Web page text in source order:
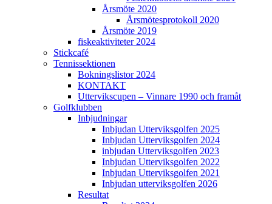
Årsmöte 2020
Årsmötesprotokoll 2020
Årsmöte 2019
fiskeaktiviteter 2024
Stickcafé
Tennissektionen
Bokningslistor 2024
KONTAKT
Uttervikscupen – Vinnare 1990 och framåt
Golfklubben
Inbjudningar
Inbjudan Utterviksgolfen 2025
Inbjudan Utterviksgolfen 2024
inbjudan Utterviksgolfen 2023
Inbjudan Utterviksgolfen 2022
Inbjudan Utterviksgolfen 2021
Inbjudan utterviksgolfen 2026
Resultat